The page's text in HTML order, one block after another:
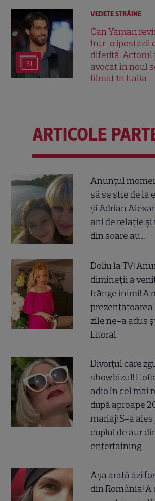
31
VEDETE STRĂINE
Can Yaman
într-o ipostază
diferită. Actorul
avocat în noul
filmat în Italia
ARTICOLE
Anunțul
să se știe de la
și Adrian
ani de relație
din soare au...
Doliu la TV!
dimineții a
frânge inimi! A
prezentatoarea
zile ne-a adus
Litoral
Divorțul care
showbizul! E
adio în cel mai
după aproape
mariaj! S-a
cuplul de aur
entertaining
Așa arată azi
din România!